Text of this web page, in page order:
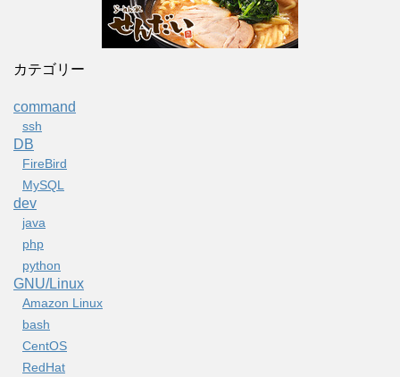
カテゴリー
command
ssh
DB
FireBird
MySQL
dev
java
php
python
GNU/Linux
Amazon Linux
bash
CentOS
RedHat